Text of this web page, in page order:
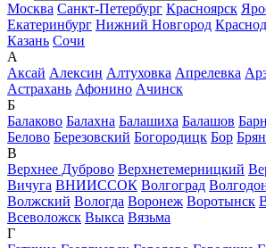
Москва Санкт-Петербург Красноярск
Екатеринбург Нижний Новгород
Казань Сочи
А
Аксай Алексин Алтуховка Апрелевка
Астрахань Афонино Ачинск
Б
Балаково Балахна Балашиха Балашов
Белово Березовский Богородицк Бор
В
Верхнее Дуброво Верхнетемерницкий
Вичуга ВНИИССОК Волгоград
Волжский Вологда Воронеж Воротынск
Всеволожск Выкса Вязьма
Г